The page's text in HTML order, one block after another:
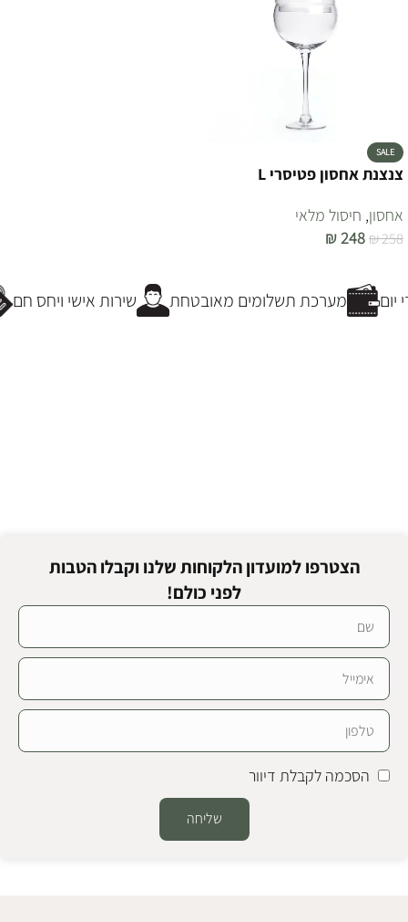
SALE
צנצנת אחסון פטיסרי L
אחסון, חיסול מלאי
₪258
₪248
שירות אישי ויחס חם מערכת תשלומים מאובטחת
הצטרפו למועדון הלקוחות שלנו וקבלו הטבות
לפני כולם!
הסכמה לקבלת דיוור
שליחה